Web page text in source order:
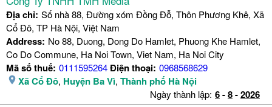
Địa chỉ: Số nhà 88, Đường xóm Đồng Đỗ, Thôn Phương Khê, Xã
Cổ Đô, TP Hà Nội, Việt Nam
Address: No 88, Duong, Dong Do Hamlet, Phuong Khe Hamlet,
Co Do Commune, Ha Noi Town, Viet Nam, Ha Noi City
Mã số thuế: 0111595264Điện thoại: 0968568629
Xã Cổ Đô, Huyện Ba Vì, Thành phố Hà Nội
Ngày thành lập: 6-8-2026